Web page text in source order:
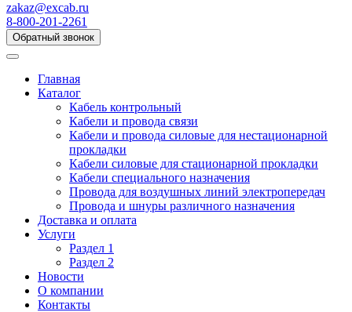
zakaz@excab.ru
8-800-201-2261
Обратный звонок
Главная
Каталог
Кабель контрольный
Кабели и провода связи
Кабели и провода силовые для нестационарной
прокладки
Кабели силовые для стационарной прокладки
Кабели специального назначения
Провода для воздушных линий электропередач
Провода и шнуры различного назначения
Доставка и оплата
Услуги
Раздел 1
Раздел 2
Новости
О компании
Контакты